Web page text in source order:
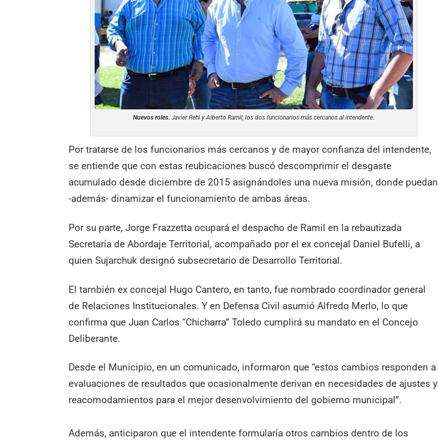
Nuevos roles. Javier Rehl y Alberto Ramil, los dos funcionarios más cercanos al intendente.
Por tratarse de los funcionarios más cercanos y de mayor confianza del intendente,
se entiende que con estas reubicaciones buscó descomprimir el desgaste
acumulado desde diciembre de 2015 asignándoles una nueva misión, donde puedan
-además- dinamizar el funcionamiento de ambas áreas.
Por su parte, Jorge Frazzetta ocupará el despacho de Ramil en la rebautizada
Secretaría de Abordaje Territorial, acompañado por el ex concejal Daniel Bufelli, a
quien Sujarchuk designó subsecretario de Desarrollo Territorial.
El también ex concejal Hugo Cantero, en tanto, fue nombrado coordinador general
de Relaciones Institucionales. Y en Defensa Civil asumió Alfredo Merlo, lo que
confirma que Juan Carlos “Chicharra” Toledo cumplirá su mandato en el Concejo
Deliberante.
Desde el Municipio, en un comunicado, informaron que “estos cambios responden a
evaluaciones de resultados que ocasionalmente derivan en necesidades de ajustes y
reacomodamientos para el mejor desenvolvimiento del gobierno municipal”.
Además, anticiparon que el intendente formularía otros cambios dentro de los